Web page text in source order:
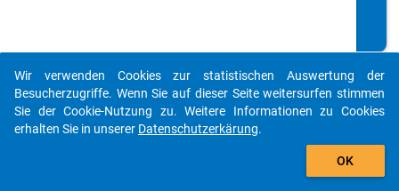
s
20
15
auto_stories
add_shopping_cart
Wir verwenden Cookies zur statistischen Auswertung der
Besucherzugriffe. Wenn Sie auf dieser Seite weitersurfen stimmen
Sie der Cookie-Nutzung zu. Weitere Informationen zu Cookies
erhalten Sie in unserer Datenschutzerkärung.
OK